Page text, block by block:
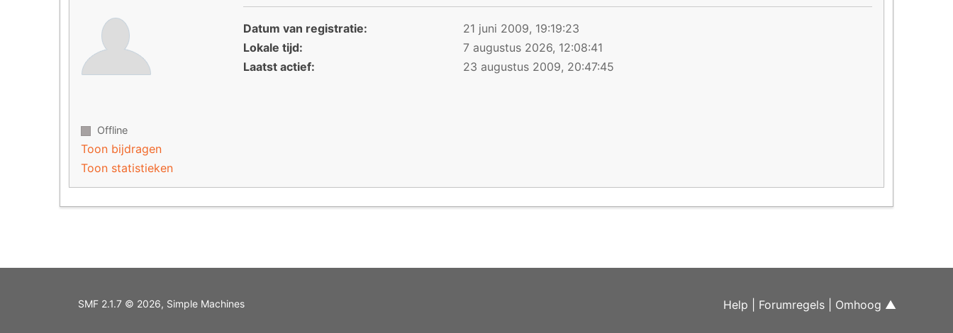
Offline
Toon bijdragen
Toon statistieken
Datum van registratie:
21 juni 2009, 19:19:23
Lokale tijd:
7 augustus 2026, 12:08:41
Laatst actief:
23 augustus 2009, 20:47:45
Help Forumregels Omhoog ▲
SMF 2.1.7 © 2026, Simple Machines